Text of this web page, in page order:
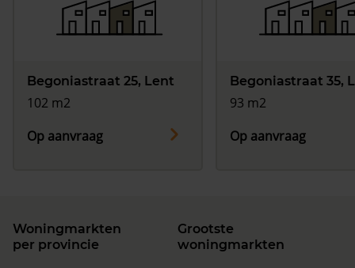
Begoniastraat 25, Lent
102 m2
Op aanvraag
Begoniastraat 35,
93 m2
Op aanvraag
Woningmarkten
per provincie
Grootste
woningmarkten